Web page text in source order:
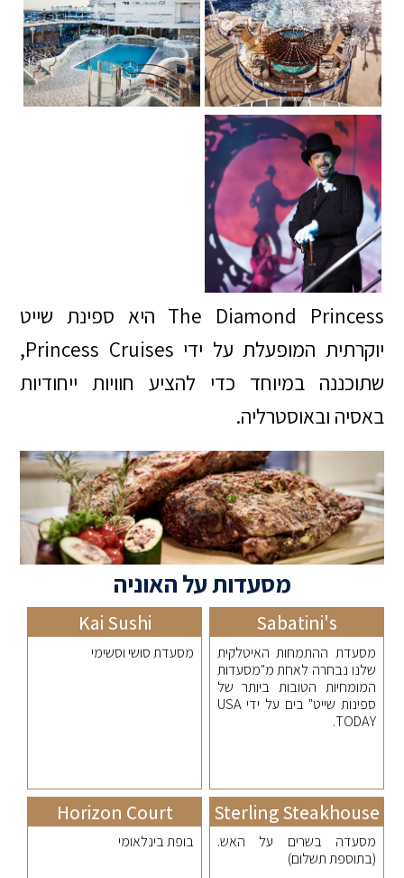
The Diamond Princess היא ספינת שייט
יוקרתית המופעלת על ידי Princess Cruises,
שתוכננה במיוחד כדי להציע חוויות ייחודיות
באסיה ובאוסטרליה.
מסעדות על האוניה
Sabatini's
מסעדת ההתמחות האיטלקית
שלנו נבחרה לאחת מ"מסעדות
המומחיות הטובות ביותר של
ספינות שייט" בים על ידי USA
TODAY.
Kai Sushi
מסעדת סושי וסשימי
Sterling Steakhouse
מסעדה בשרים על האש.
(בתוספת תשלום)
Horizon Court
בופת בינלאומי